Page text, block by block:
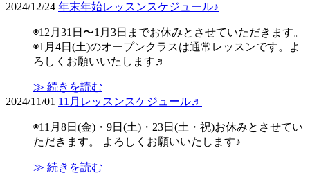
2024/12/24 年末年始レッスンスケジュール♪
◉12月31日〜1月3日までお休みとさせていただきます。
◉1月4日(土)のオープンクラスは通常レッスンです。よ
ろしくお願いいたします♬
≫ 続きを読む
2024/11/01 11月レッスンスケジュール♬
◉11月8日(金)・9日(土)・23日(土・祝)お休みとさせてい
ただきます。 よろしくお願いいたします♪
≫ 続きを読む